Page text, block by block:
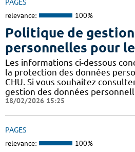
PAGES
relevance: 100%
Politique de
personnelles pour
Les informations ci-dessous
la protection des données
CHU. Si vous souhaitez
gestion des données
18/02/2026 15:25
PAGES
relevance: 100%